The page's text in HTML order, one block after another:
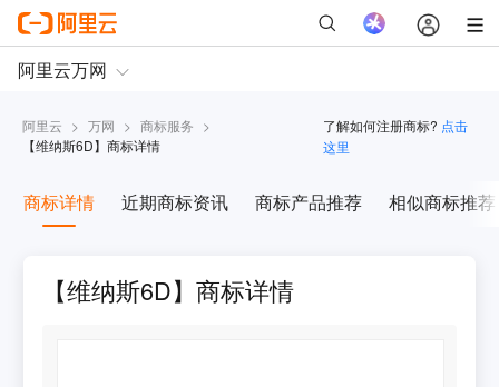
阿里云 > 万网 > 商标服务 >
【维纳斯6D】商标详情
了解如何注册商标? 点击
这里
商标详情 近期商标资讯 商标产品推荐 相似商标推荐
【维纳斯6D】商标详情